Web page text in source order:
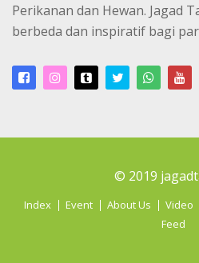
Perikanan dan Hewan. Jagad
berbeda dan inspiratif bagi
© 2019
Index Event About Us Video
Feed